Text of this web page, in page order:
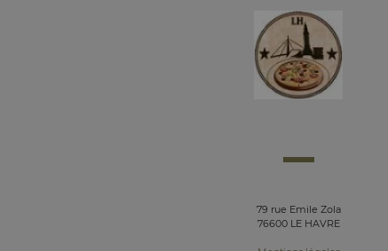
79 rue Emile Zola
76600 LE HAVRE